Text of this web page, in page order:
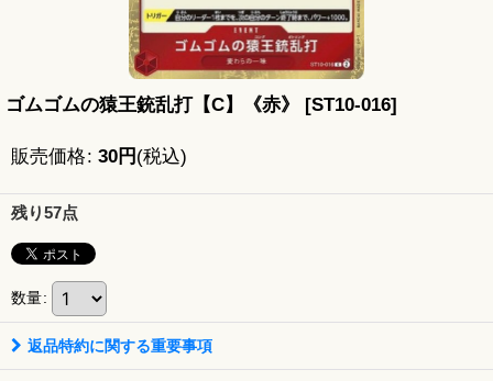
ゴムゴムの猿王銃乱打【C】《赤》 [ST10-016]
販売価格: 30円 (税込)
残り57点
数量:
返品特約に関する重要事項